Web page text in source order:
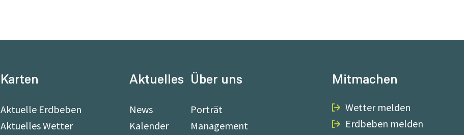
Karten
Aktuelle Erdbeben
Aktuelles Wetter
Aktuelles
News
Kalender
Über uns
Porträt
Management
Mitmachen
Wetter melden
Erdbeben melden